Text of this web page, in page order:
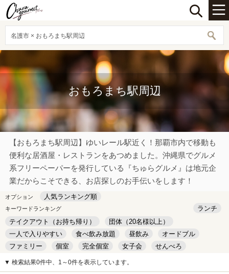
名護市 × おもろまち駅周辺
おもろまち駅周辺
【おもろまち駅周辺】ゆいレール駅近く！那覇市内で移動も
便利な居酒屋・レストランをあつめました。沖縄県でグルメ
系フリーペーパーを発行している『ちゅらグルメ』は地元企
業だからこそできる、お店探しのお手伝いをします！
オプション 人気ランキング順
キーワードランキング
ランチ
テイクアウト（お持ち帰り）
団体（20名様以上）
一人で入りやすい
食べ飲み放題 昼飲み
オードブル
ファミリー
個室 完全個室 女子会
せんべろ
キッズルーム
安い デート
▼ 検索結果0件中、1～0件を表示しています。